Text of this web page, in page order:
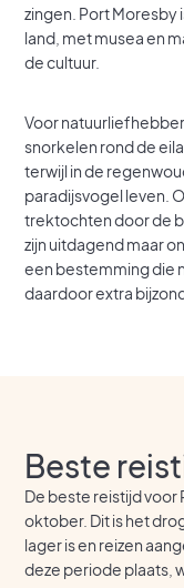
zingen. Port Moresby
land, met musea en
de cultuur.
Voor
snorkelen rond de
terwijl in de
paradijsvogel leven.
trektochten door de
zijn uitdagend maar
een bestemming die
daardoor extra
Beste
De beste reistijd voor
oktober. Dit is het
lager is en reizen
deze periode plaats,